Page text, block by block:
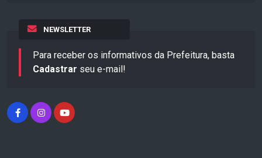
NEWSLETTER
Para receber os informativos da Prefeitura, basta
Cadastrar seu e-mail!